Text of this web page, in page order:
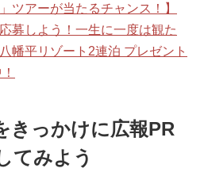
ツアーが当たるチャンス！】
募しよう！一生に一度は観た
幡平リゾート2連泊 プレゼント
きっかけに広報PR
てみよう